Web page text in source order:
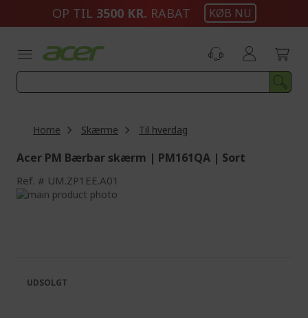
OP TIL 3500 KR. RABAT KØB NU
Home Skærme Til hverdag
Acer PM Bærbar skærm | PM161QA | Sort
Ref. UM.ZP1EE.A01
Skip
images
gallery
the
images
UDSOLGT